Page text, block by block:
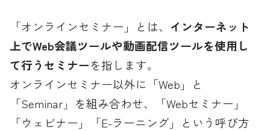
「オンラインセミナー」とは、 インターネット
上でWeb会議ツールや動画配信ツールを使用し
て行うセミナーを指します。
オンラインセミナー以外に「Web」と
「Seminar」を組み合わせ、「Webセミナー」
「ウェビナー」「E-ラーニング」という呼び方